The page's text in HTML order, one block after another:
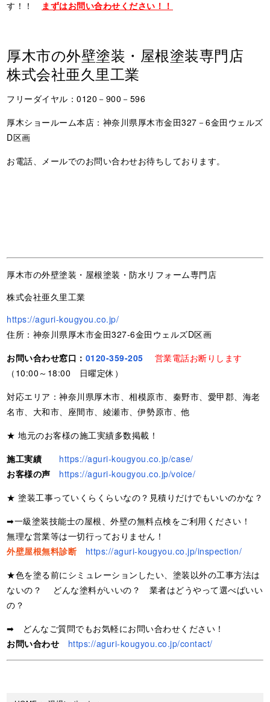
す！！ まずはお問い合わせください！！
厚木市の外壁塗装・屋根塗装専門店
株式会社亜久里工業
フリーダイヤル：0120－900－596
厚木ショールーム本店：神奈川県厚木市金田327－6金田ウェルズ
D区画
お電話、メールでのお問い合わせお待ちしております。
厚木市の外壁塗装・屋根塗装・防水リフォーム専門店
株式会社亜久里工業
https://aguri-kougyou.co.jp/
住所：神奈川県厚木市金田327-6金田ウェルズD区画
お問い合わせ窓口： 0120-359-205
営業電話お断りします
（10:00～18:00 日曜定休）
対応エリア：神奈川県厚木市、相模原市、秦野市、愛甲郡、海老
名市、大和市、座間市、綾瀬市、伊勢原市、他
★ 地元のお客様の施工実績多数掲載！
施工実績
https://aguri-kougyou.co.jp/case/
お客様の声
https://aguri-kougyou.co.jp/voice/
★ 塗装工事っていくらくらいなの？見積りだけでもいいのかな？
➡一級塗装技能士の屋根、外壁の無料点検をご利用ください！
無理な営業等は一切行っておりません！
外壁屋根無料診断
https://aguri-kougyou.co.jp/inspection/
★色を塗る前にシミュレーションしたい、塗装以外の工事方法は
ないの？ どんな塗料がいいの？ 業者はどうやって選べばいい
の？
➡ どんなご質問でもお気軽にお問い合わせください！
お問い合わせ
https://aguri-kougyou.co.jp/contact/